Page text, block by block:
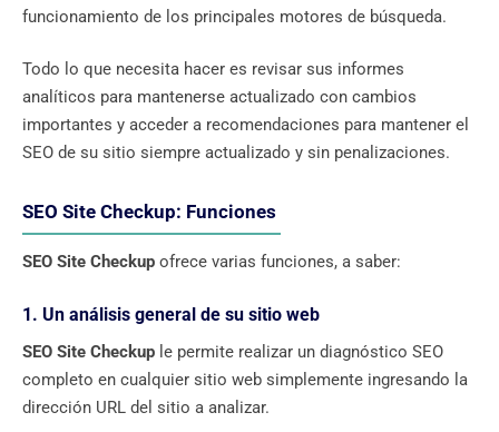
funcionamiento de los principales motores de búsqueda.
Todo lo que necesita hacer es revisar sus informes
analíticos para mantenerse actualizado con cambios
importantes y acceder a recomendaciones para mantener el
SEO de su sitio siempre actualizado y sin penalizaciones.
SEO Site Checkup: Funciones
SEO Site Checkup ofrece varias funciones, a saber:
1. Un análisis general de su sitio web
SEO Site Checkup le permite realizar un diagnóstico SEO
completo en cualquier sitio web simplemente ingresando la
dirección URL del sitio a analizar.